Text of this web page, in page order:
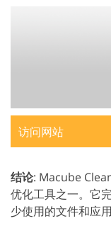
访问网站
结论: Macube
优化工具之一。它
少使用的文件和应